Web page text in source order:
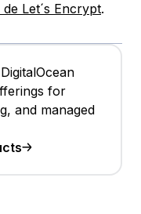
Let´s Encrypt.
for
and managed